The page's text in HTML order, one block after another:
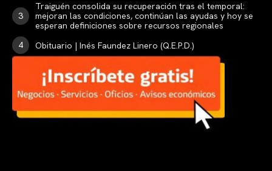
Traiguén consolida su recuperación tras el temporal:
mejoran las condiciones, continúan las ayudas y hoy se
esperan definiciones sobre recursos regionales
Obituario | Inés Faundez Linero (Q.E.P.D.)